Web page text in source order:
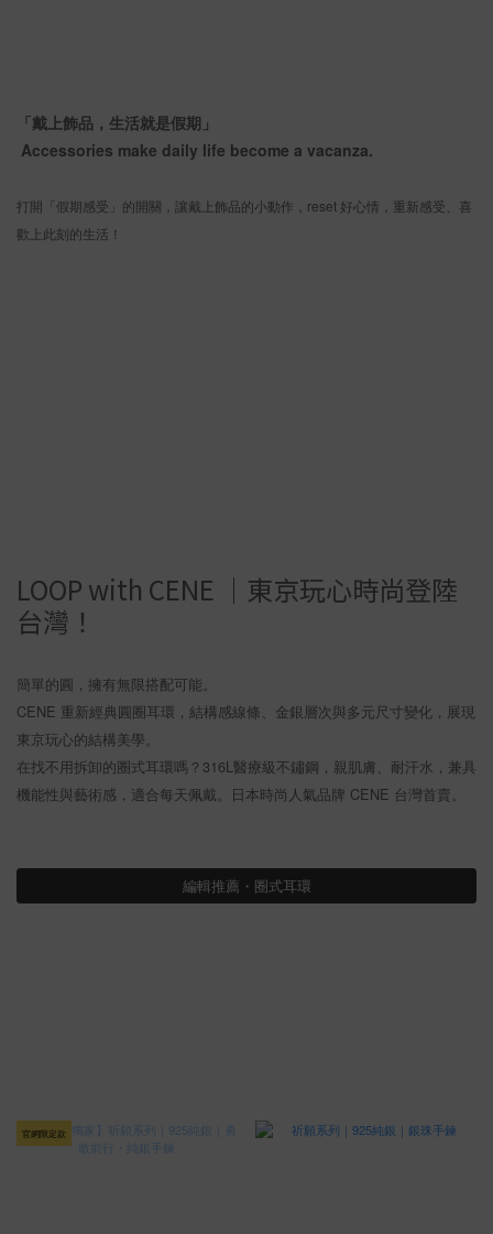
「戴上飾品，生活就是假期」
Accessories make daily life become a vacanza.
打開「假期感受」的開關，讓戴上飾品的小動作，reset 好心情，重新感受、喜
歡上此刻的生活！
LOOP with CENE ｜東京玩心時尚登陸
台灣！
簡單的圓，擁有無限搭配可能。
CENE 重新經典圓圈耳環，結構感線條、金銀層次與多元尺寸變化，展現
東京玩心的結構美學。
在找不用拆卸的圈式耳環嗎？316L醫療級不鏽鋼，親肌膚、耐汗水，兼具
機能性與藝術感，適合每天佩戴。日本時尚人氣品牌 CENE 台灣首賣。
編輯推薦・圈式耳環
官網限定款